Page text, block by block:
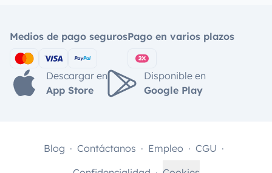
Medios de pago segurosPago en varios plazos
Descargar en
App Store
Disponible en
Google Play
Blog Contáctanos Empleo
CGU